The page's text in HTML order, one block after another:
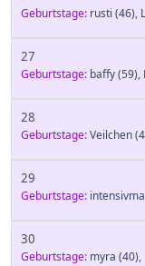
Geburtstage: rusti (46),
27
Geburtstage: baffy(59),
28
Geburtstage:Veilchen
29
Geburtstage:
30
Geburtstage: myra (40),